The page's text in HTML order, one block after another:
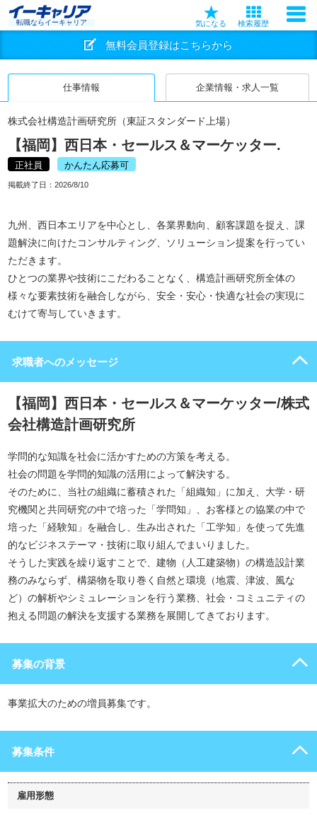
転職ならイーキャリア 気になる 検索履歴
無料会員登録はこちらから
仕事情報 企業情報・求人一覧
株式会社構造計画研究所（東証スタンダード上場）
【福岡】西日本・セールス＆マーケッター.
正社員 かんたん応募可
掲載終了日： 2026/8/10
九州、西日本エリアを中心とし、各業界動向、顧客課題を捉え、課
題解決に向けたコンサルティング、ソリューション提案を行ってい
ただきます。
ひとつの業界や技術にこだわることなく、構造計画研究所全体の
様々な要素技術を融合しながら、安全・安心・快適な社会の実現に
むけて寄与していきます。
求職者へのメッセージ
【福岡】西日本・セールス＆マーケッター/株式
会社構造計画研究所
学問的な知識を社会に活かすための方策を考える。
社会の問題を学問的知識の活用によって解決する。
そのために、当社の組織に蓄積された「組織知」に加え、大学・研
究機関と共同研究の中で培った「学問知」、お客様との協業の中で
培った「経験知」を融合し、生み出された「工学知」を使って先進
的なビジネステーマ・技術に取り組んでまいりました。
そうした実践を繰り返すことで、建物（人工建築物）の構造設計業
務のみならず、構築物を取り巻く自然と環境（地震、津波、風な
ど）の解析やシミュレーションを行う業務、社会・コミュニティの
抱える問題の解決を支援する業務を展開してきております。
募集の背景
事業拡大のための増員募集です。
募集条件
雇用形態